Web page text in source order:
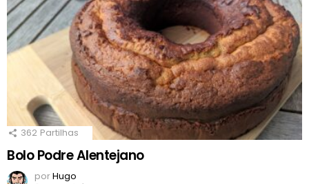
362 Partilhas
Bolo Podre Alentejano
porHugo